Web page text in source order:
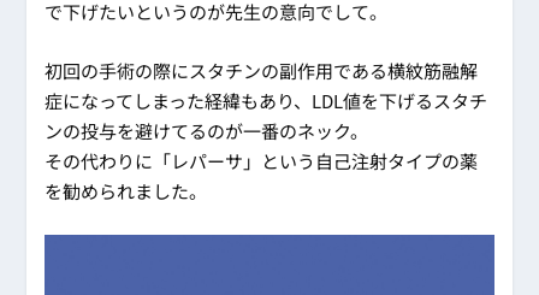
で下げたいというのが先生の意向でして。
初回の手術の際にスタチンの副作用である横紋筋融解
症になってしまった経緯もあり、LDL値を下げるスタチ
ンの投与を避けてるのが一番のネック。
その代わりに「レパーサ」という自己注射タイプの薬
を勧められました。